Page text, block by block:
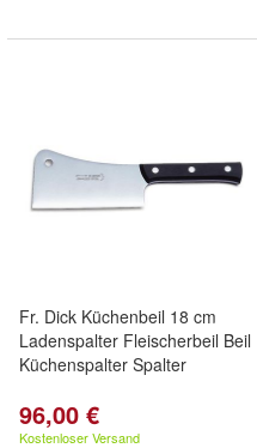
Fr. Dick Küchenbeil 18 cm
Ladenspalter Fleischerbeil Beil
Küchenspalter Spalter
96,00 €
Kostenloser Versand